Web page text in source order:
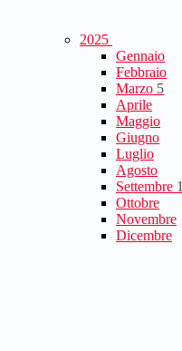
2025
Gennaio
Febbraio
Marzo 5
Aprile
Maggio
Giugno
Luglio
Agosto
Settembre 1
Ottobre
Novembre
Dicembre